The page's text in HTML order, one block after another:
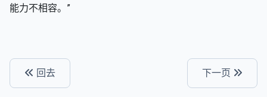
能力不相容。”
回去 下一页